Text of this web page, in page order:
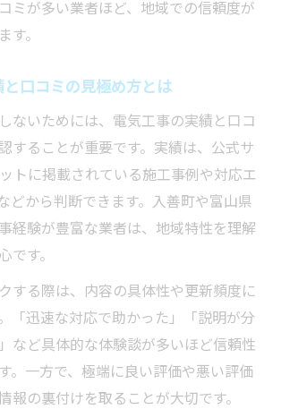
ミが多い業者ほど、地域での信頼度が
す。
口コミの見極め方とは
ないためには、電気工事の実績と口コ
することが重要です。実績は、公式サ
トに掲載されている施工事例や対応エ
どから判断できます。入善町や富山県
経験が豊富な業者は、地域特性を理解
です。
する際は、内容の具体性や更新頻度に
「迅速な対応で助かった」「説明が分
など具体的な体験談が多いほど信頼性
。一方で、極端に良い評価や悪い評価
報の裏付けを取ることが大切です。